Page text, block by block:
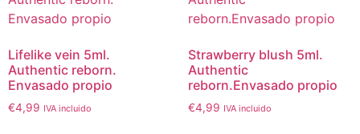
Lifelike vein 5ml.
Authentic reborn.
Envasado propio
€4,99 IVA incluido
Strawberry blush 5ml.
Authentic
reborn.Envasado propio
€4,99 IVA incluido